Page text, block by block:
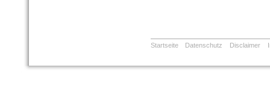
Startseite Datenschutz Disclaimer